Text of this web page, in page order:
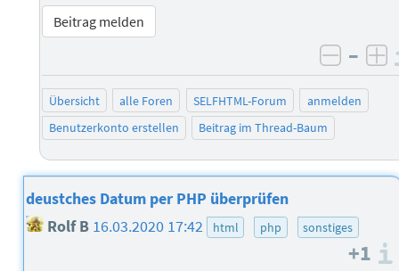
Beitrag melden
–
Übersicht alle Foren SELFHTML-Forum
anmelden
Benutzerkonto erstellen
Beitrag im Thread-Baum
deustches Datum per PHP überprüfen
Rolf B 16.03.2020 17:42 html php sonstiges
+1